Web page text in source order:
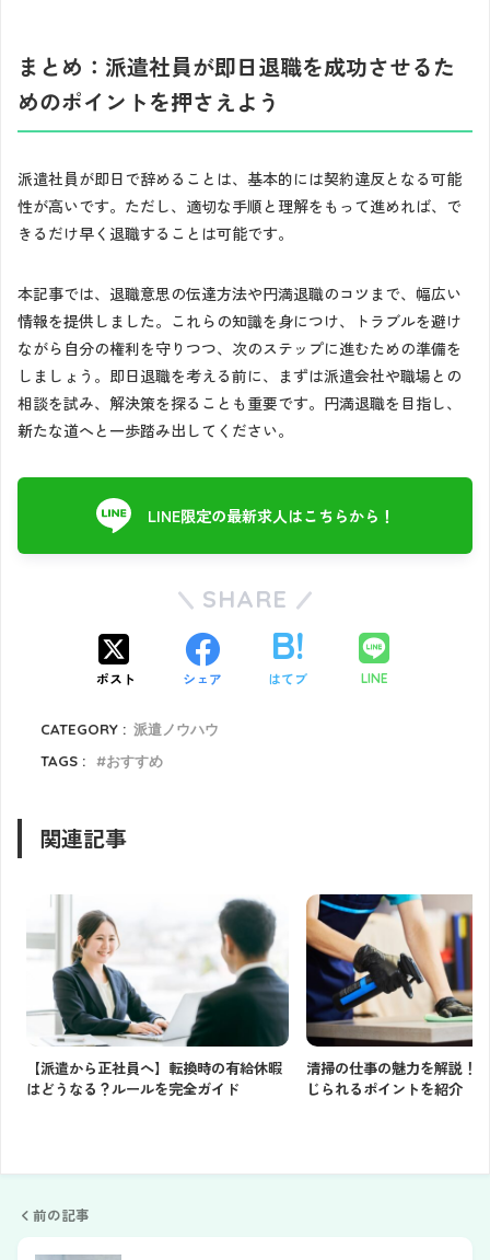
まとめ：派遣社員が即日退職を成功させるた
めのポイントを押さえよう
派遣社員が即日で辞めることは、基本的には契約違反となる可能
性が高いです。ただし、適切な手順と理解をもって進めれば、で
きるだけ早く退職することは可能です。
本記事では、退職意思の伝達方法や円満退職のコツまで、幅広い
情報を提供しました。これらの知識を身につけ、トラブルを避け
ながら自分の権利を守りつつ、次のステップに進むための準備を
しましょう。即日退職を考える前に、まずは派遣会社や職場との
相談を試み、解決策を探ることも重要です。円満退職を目指し、
新たな道へと一歩踏み出してください。
LINE限定の最新求人はこちらから！
SHARE
ポスト シェア はてブ LINE
CATEGORY : 派遣ノウハウ
TAGS :
おすすめ
関連記事
【派遣から正社員へ】転換時の有給休暇
はどうなる？ルールを完全ガイド
清掃の仕事の魅力を解説！
じられるポイントを紹介
前の記事